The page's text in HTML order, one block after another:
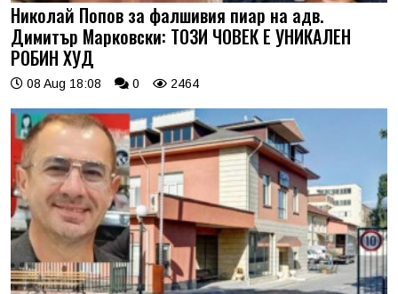
Николай Попов за фалшивия пиар на адв.
Димитър Марковски: ТОЗИ ЧОВЕК Е УНИКАЛЕН
РОБИН ХУД
08 Aug 18:08 0 2464